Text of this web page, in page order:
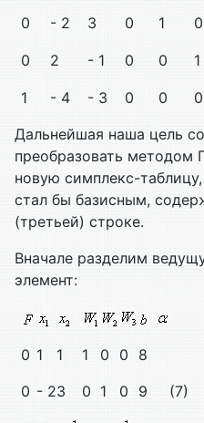
0
- 2 3 0 1 0
0 2 - 1 0 0 1
1 - 4 - 3 0 0 0
Дальнейшая наша цель
преобразовать методом
новую симплекс-
стал бы базисным,
(третьей) строке.
Вначале разделим
элемент:
0 1 1 1 0 0
8
0 - 23 0 1 0 9 (7)